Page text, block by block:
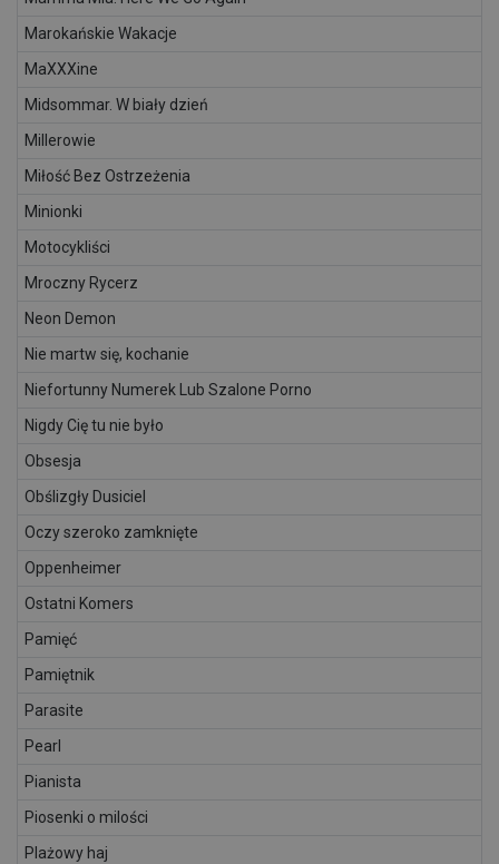
Marokańskie Wakacje
MaXXXine
Midsommar. W biały dzień
Millerowie
Miłość Bez Ostrzeżenia
Minionki
Motocykliści
Mroczny Rycerz
Neon Demon
Nie martw się, kochanie
Niefortunny Numerek Lub Szalone Porno
Nigdy Cię tu nie było
Obsesja
Obślizgły Dusiciel
Oczy szeroko zamknięte
Oppenheimer
Ostatni Komers
Pamięć
Pamiętnik
Parasite
Pearl
Pianista
Piosenki o milości
Plażowy haj